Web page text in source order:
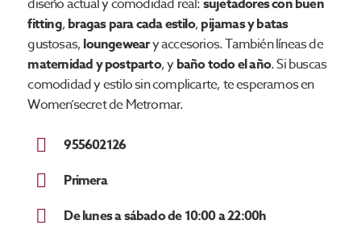
diseño actual y comodidad real:sujetadores con buen
fitting, bragas para cada estilo, pijamas y batas
gustosas, loungeweary accesorios. También líneas de
maternidad y postparto, ybaño todo el año. Si buscas
comodidad y estilo sin complicarte, te esperamos en
Women’secret de Metromar.
955602126
Primera
De lunes a sábado de 10:00 a 22:00h